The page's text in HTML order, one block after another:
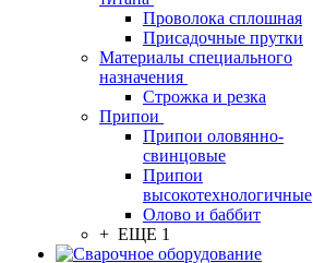
Проволока сплошная
Присадочные прутки
Материалы специального
назначения
Строжка и резка
Припои
Припои оловянно-
свинцовые
Припои
высокотехнологичные
Олово и баббит
+ ЕЩЕ 1